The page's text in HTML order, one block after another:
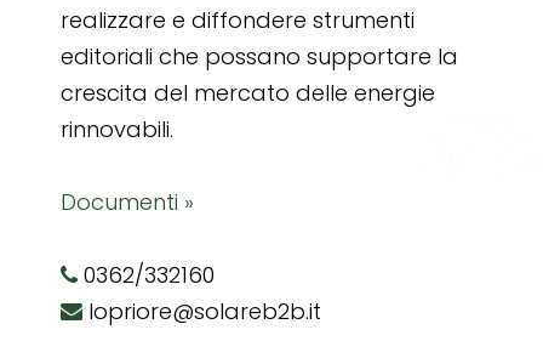
realizzare e diffondere strumenti
editoriali che possano supportare la
crescita del mercato delle energie
rinnovabili.
Documenti »
0362/332160
lopriore@solareb2b.it